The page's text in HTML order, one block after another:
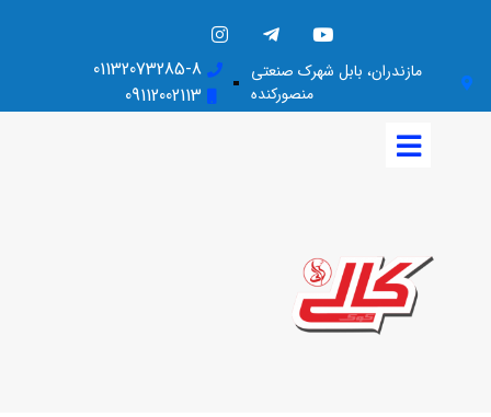
مازندران، بابل شهرک صنعتی
منصورکنده
01132073285-8
09112002113